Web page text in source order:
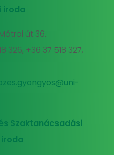
iroda
út 36.
326, +36 37 518 327,
és Szaktanácsadási
iroda